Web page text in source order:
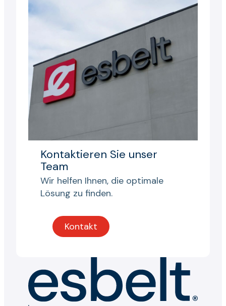
Kontaktieren Sie unser
Team
Wir helfen Ihnen, die optimale
Lösung zu finden.
Kontakt